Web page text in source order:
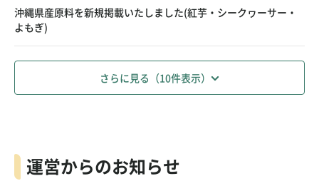
沖縄県産原料を新規掲載いたしました(紅芋・シークヮーサー・
よもぎ)
さらに見る（10件表示）
運営からのお知らせ